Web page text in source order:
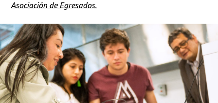
Asociación de Egresados.